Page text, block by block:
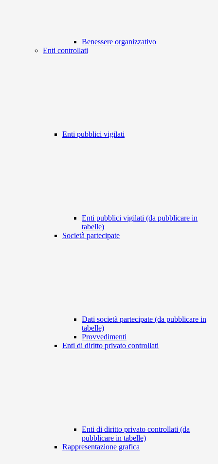
Benessere organizzativo
Enti controllati
Enti pubblici vigilati
Enti pubblici vigilati (da pubblicare in
tabelle)
Società partecipate
Dati società partecipate (da pubblicare in
tabelle)
Provvedimenti
Enti di diritto privato controllati
Enti di diritto privato controllati (da
pubblicare in tabelle)
Rappresentazione grafica